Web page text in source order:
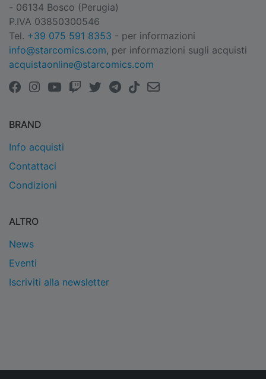
- 06134 Bosco (Perugia)
P.IVA 03850300546
Tel. +39 075 591 8353 - per informazioni
info@starcomics.com, per informazioni sugli acquisti
acquistaonline@starcomics.com
BRAND
Info acquisti
Contattaci
Condizioni
ALTRO
News
Eventi
Iscriviti alla newsletter